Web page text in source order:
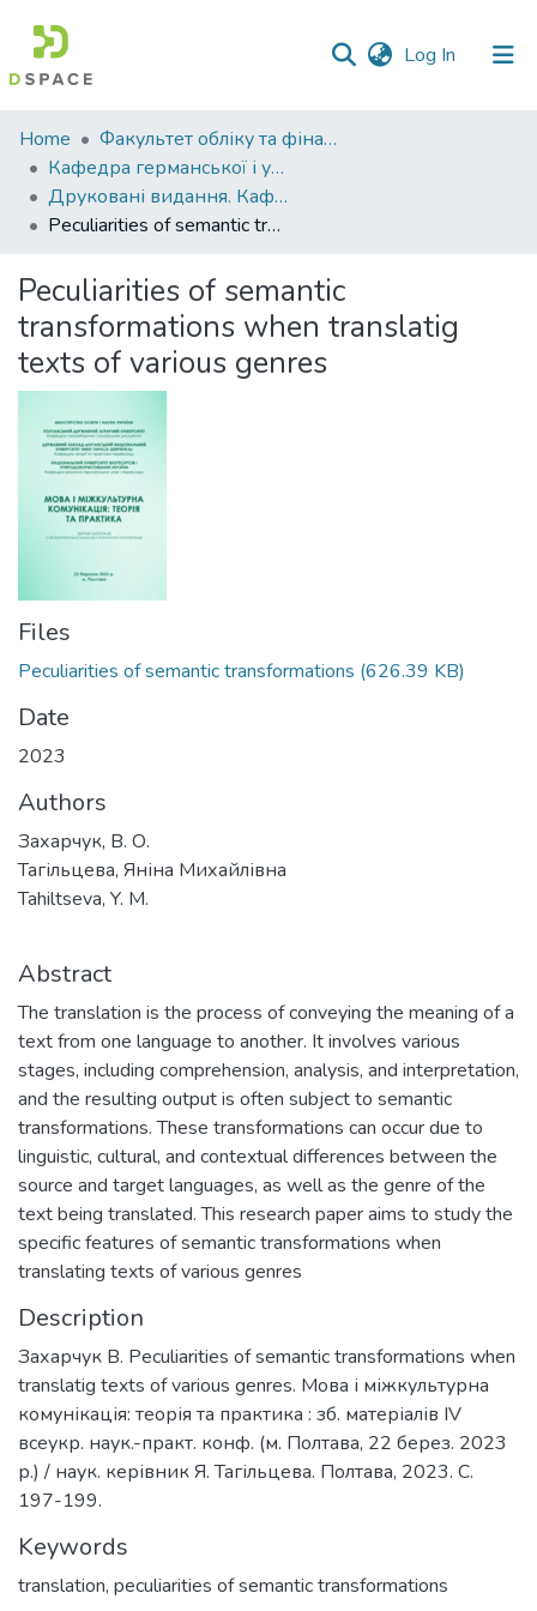
Log In (current)
Communities
&
Collections
Statistics
Home
Факультет обліку та фінансів
Кафедра германської і української філології
Друковані видання. Кафедра германської і української філології
Peculiarities of semantic transformations when translatig texts of various genres
Peculiarities of semantic
transformations when translatig
texts of various genres
Files
Peculiarities of semantic transformations (626.39 KB)
Date
2023
Authors
Захарчук, В. О.
Тагільцева, Яніна Михайлівна
Tahiltseva, Y. М.
Abstract
The translation is the process of conveying the meaning of a
text from one language to another. It involves various
stages, including comprehension, analysis, and interpretation,
and the resulting output is often subject to semantic
transformations. These transformations can occur due to
linguistic, cultural, and contextual differences between the
source and target languages, as well as the genre of the
text being translated. This research paper aims to study the
specific features of semantic transformations when
translating texts of various genres
Description
Захарчук В. Peculiarities of semantic transformations when
translatig texts of various genres. Мова і міжкультурна
комунікація: теорія та практика : зб. матеріалів IV
всеукр. наук.-практ. конф. (м. Полтава, 22 берез. 2023
р.) / наук. керівник Я. Тагільцева. Полтава, 2023. С.
197-199.
Keywords
translation, peculiarities of semantic transformations